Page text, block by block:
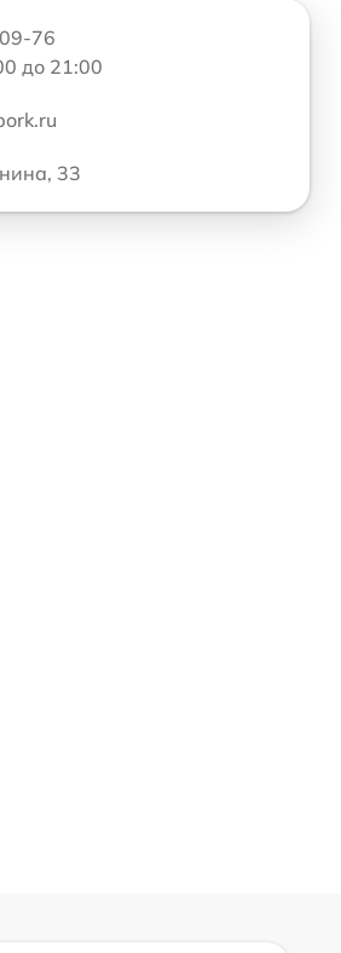
76
до 21:00
33